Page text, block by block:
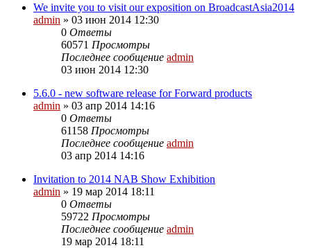
We invite you to visit our exposition on BroadcastAsia2014
admin » 03 июн 2014 12:30
0 Ответы
60571 Просмотры
Последнее сообщение admin
03 июн 2014 12:30
5.6.0 - new software release for Forward products
admin » 03 апр 2014 14:16
0 Ответы
61158 Просмотры
Последнее сообщение admin
03 апр 2014 14:16
Invitation to 2014 NAB Show Exhibition
admin » 19 мар 2014 18:11
0 Ответы
59722 Просмотры
Последнее сообщение admin
19 мар 2014 18:11